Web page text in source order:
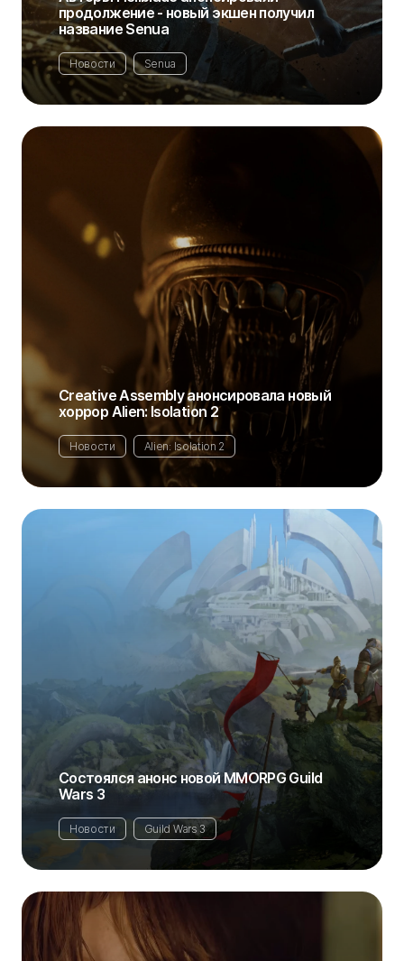
продолжение - новый экшен получил
название Senua
Новости Senua
Creative Assembly анонсировала новый
хоррор Alien: Isolation 2
Новости Alien: Isolation 2
Состоялся анонс новой MMORPG Guild
Wars 3
Новости Guild Wars 3